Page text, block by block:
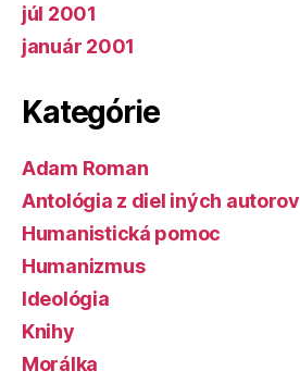
júl 2001
január 2001
Kategórie
Adam Roman
Antológia z diel iných autorov
Humanistická pomoc
Humanizmus
Ideológia
Knihy
Morálka